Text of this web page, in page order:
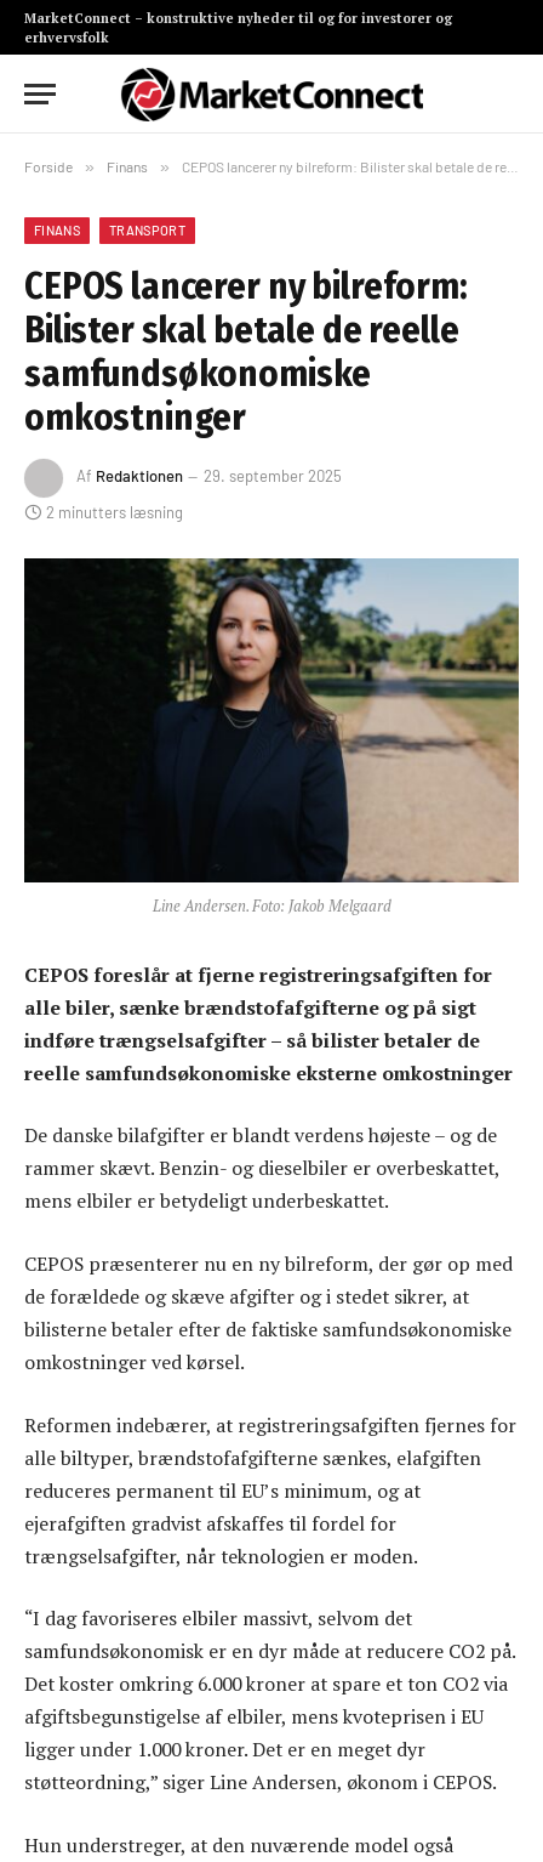
MarketConnect – konstruktive nyheder til og for investorer og
erhvervsfolk
Forside » Finans » CEPOS lancerer ny bilreform: Bilister skal betale de reelle samfundsøkonomiske omkostninger
FINANS TRANSPORT
CEPOS lancerer ny bilreform:
Bilister skal betale de reelle
samfundsøkonomiske
omkostninger
Af Redaktionen
29. september 2025
2 minutters læsning
Line Andersen. Foto: Jakob Melgaard
CEPOS foreslår at fjerne registreringsafgiften for
alle biler, sænke brændstofafgifterne og på sigt
indføre trængselsafgifter – så bilister betaler de
reelle samfundsøkonomiske eksterne omkostninger
De danske bilafgifter er blandt verdens højeste – og de
rammer skævt. Benzin- og dieselbiler er overbeskattet,
mens elbiler er betydeligt underbeskattet.
CEPOS præsenterer nu en ny bilreform, der gør op med
de forældede og skæve afgifter og i stedet sikrer, at
bilisterne betaler efter de faktiske samfundsøkonomiske
omkostninger ved kørsel.
Reformen indebærer, at registreringsafgiften fjernes for
alle biltyper, brændstofafgifterne sænkes, elafgiften
reduceres permanent til EU’s minimum, og at
ejerafgiften gradvist afskaffes til fordel for
trængselsafgifter, når teknologien er moden.
“I dag favoriseres elbiler massivt, selvom det
samfundsøkonomisk er en dyr måde at reducere CO2 på.
Det koster omkring 6.000 kroner at spare et ton CO2 via
afgiftsbegunstigelse af elbiler, mens kvoteprisen i EU
ligger under 1.000 kroner. Det er en meget dyr
støtteordning,” siger Line Andersen, økonom i CEPOS.
Hun understreger, at den nuværende model også